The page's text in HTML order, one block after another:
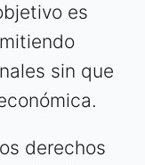
es
sin que
derechos